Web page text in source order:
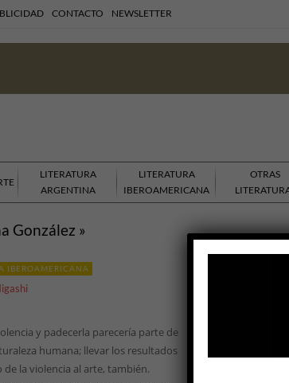
CONTACTO NEWSLETTER
LITERATURA
ARGENTINA
LITERATURA
IBEROAMERICANA
OTRAS
González »
IBEROAMERICANA
y padecerla parecería parte de
humana; llevar los resultados
de la violencia al arte, también.